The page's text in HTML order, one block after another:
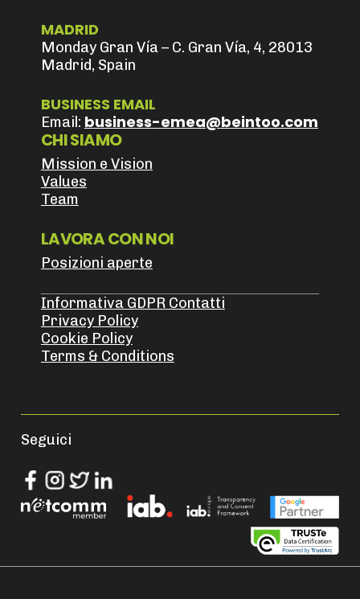
MADRID
Monday Gran Vía – C. Gran Vía, 4, 28013
Madrid, Spain
BUSINESS EMAIL
Email: business-emea@beintoo.com
CHI SIAMO
Mission e Vision
Values
Team
LAVORA CON NOI
Posizioni aperte
Informativa GDPR Contatti
Privacy Policy
Cookie Policy
Terms & Conditions
Seguici